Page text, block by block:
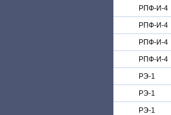
РПФ-И-4
РПФ-И-4
РПФ-И-4
РПФ-И-4
РЭ-1
РЭ-1
РЭ-1